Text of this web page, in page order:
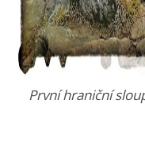
První hraniční